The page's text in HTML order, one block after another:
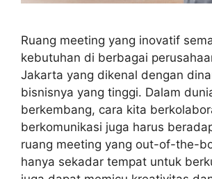
Ruang meeting yang inovatif
kebutuhan di berbagai
Jakarta yang dikenal dengan
bisnisnya yang tinggi. Dalam
berkembang, cara kita
berkomunikasi juga harus
ruang meeting yang out-of-the-
hanya sekadar tempat untuk